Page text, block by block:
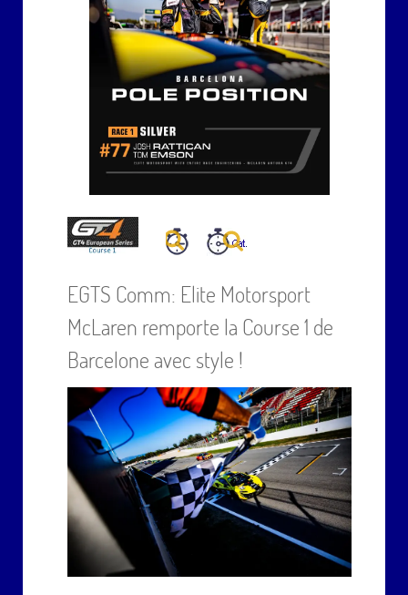
EGTS Comm: Elite Motorsport
McLaren remporte la Course 1 de
Barcelone avec style !